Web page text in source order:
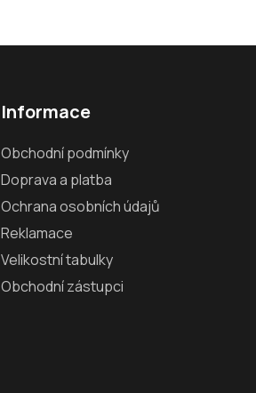
Informace
Obchodní podmínky
Doprava a platba
Ochrana osobních údajů
Reklamace
Velikostní tabulky
Obchodní zástupci